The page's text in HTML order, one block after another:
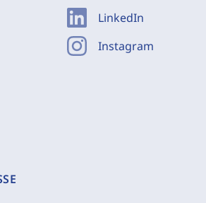
LinkedIn
Instagram